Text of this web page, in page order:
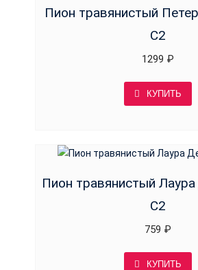
Пион травянистый
С2
1299 ₽
КУПИТЬ
Пион травянистый
С2
759 ₽
КУПИТЬ